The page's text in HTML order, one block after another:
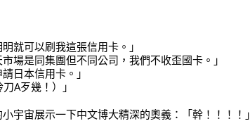
就可以刷我這張信用卡。」
市場是同集團但不同公司，我們不收歪國卡。」
日本信用卡。」
A歹幾！）」
宇宙展示一下中文博大精深的奧義：「幹！！！！」